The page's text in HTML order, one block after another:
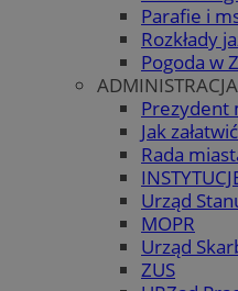
Parafie i
Rozkłady
Pogoda w
ADMINISTRACJA
Prezydent
Jak
Rada
Urząd
MOPR
Urząd
ZUS